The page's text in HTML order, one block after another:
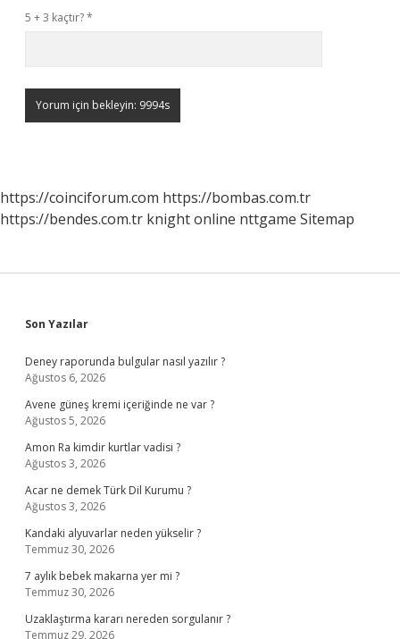
5 + 3 kaçtır?*
https://coinciforum.com https://bombas.com.tr
https://bendes.com.tr knight online nttgame Sitemap
Sidebar
Son Yazılar
Deney raporunda bulgular nasıl yazılır ?
Ağustos 6, 2026
Avene güneş kremi içeriğinde ne var ?
Ağustos 5, 2026
Amon Ra kimdir kurtlar vadisi ?
Ağustos 3, 2026
Acar ne demek Türk Dil Kurumu ?
Ağustos 3, 2026
Kandaki alyuvarlar neden yükselir ?
Temmuz 30, 2026
7 aylık bebek makarna yer mi ?
Temmuz 30, 2026
Uzaklaştırma kararı nereden sorgulanır ?
Temmuz 29, 2026